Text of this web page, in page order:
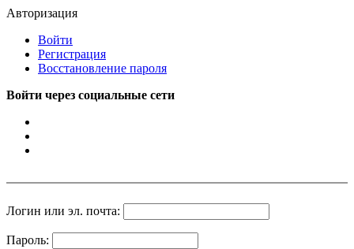
Авторизация
Войти
Регистрация
Восстановление пароля
Войти через социальные сети
Логин или эл. почта:
Пароль: